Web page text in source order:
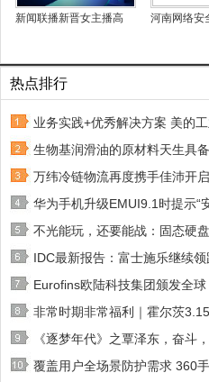
新闻联播新晋女主播高 河南网络安
热点排行
业务实践+优秀解决方案 美的
生物基润滑油的原材料天生具
万纬冷链物流再度携手佳沛开
华为手机升级EMUI9.1时提示“
不光能玩，还要能战：固态硬
IDC最新报告：富士施乐继续领
Eurofins欧陆科技集团颁发全球
非常时期非常福利｜霍尔茨
《逐梦年代》之覃泽东，奋斗
覆盖用户全场景防护需求 360